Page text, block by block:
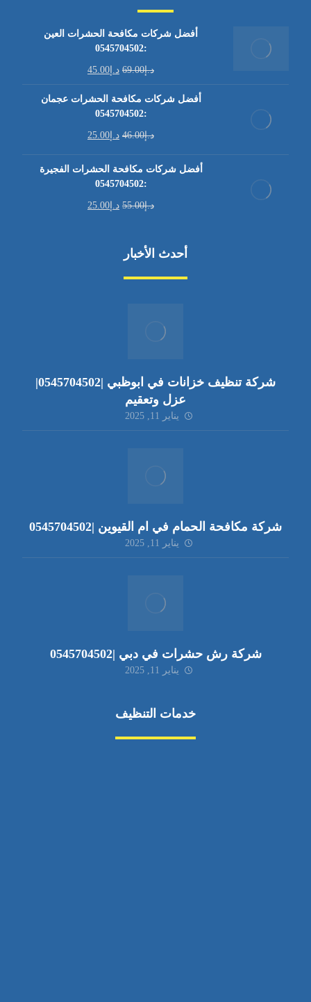
أفضل شركات مكافحة الحشرات العين
:0545704502
د.إ69.00 د.إ 45.00
أفضل شركات مكافحة الحشرات عجمان
:0545704502
د.إ46.00 د.إ 25.00
أفضل شركات مكافحة الحشرات الفجيرة
:0545704502
د.إ55.00 د.إ 25.00
أحدث الأخبار
شركة تنظيف خزانات في ابوظبي |0545704502|
عزل وتعقيم
يناير 11, 2025
شركة مكافحة الحمام في ام القيوين |0545704502
يناير 11, 2025
شركة رش حشرات في دبي |0545704502
يناير 11, 2025
خدمات التنظيف